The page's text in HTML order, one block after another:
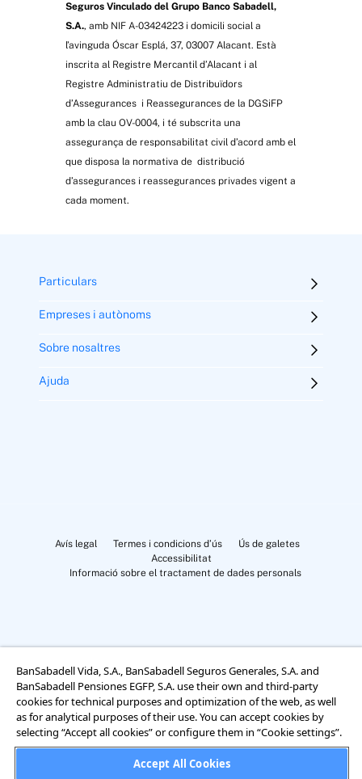
Seguros Vinculado del Grupo Banco Sabadell,
S.A., amb NIF A-03424223 i domicili social a
l’avinguda Óscar Esplá, 37, 03007 Alacant. Està
inscrita al Registre Mercantil d’Alacant i al
Registre Administratiu de Distribuïdors
d’Assegurances i Reassegurances de la DGSiFP
amb la clau OV-0004, i té subscrita una
assegurança de responsabilitat civil d’acord amb el
que disposa la normativa de distribució
d’assegurances i reassegurances privades vigent a
cada moment.
Particulars
Empreses i autònoms
Sobre nosaltres
Ajuda
Avís legal Termes i condicions d’ús
Ús de galetes
Accessibilitat
Informació sobre el tractament de dades personals
Cookies Settings
BanSabadell Vida, S.A., BanSabadell Seguros Generales, S.A. and
BanSabadell Pensiones EGFP, S.A. use their own and third-party
cookies for technical purposes and optimization of the web, as well
as for analytical purposes of their use. You can accept cookies by
selecting “Accept all cookies” or configure them in “Cookie settings”.
Accept All Cookies